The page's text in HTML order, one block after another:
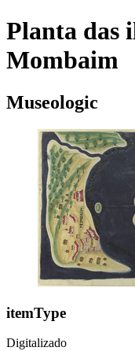
Planta das
Mombaim
Museologic
itemType
Digitalizado